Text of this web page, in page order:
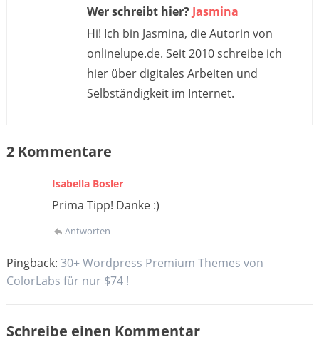
Wer schreibt hier? Jasmina
Hi! Ich bin Jasmina, die Autorin von
onlinelupe.de. Seit 2010 schreibe ich
hier über digitales Arbeiten und
Selbständigkeit im Internet.
2 Kommentare
Isabella Bosler
Prima Tipp! Danke :)
Antworten
Pingback: 30+ Wordpress Premium Themes von
ColorLabs für nur $74 !
Schreibe einen Kommentar